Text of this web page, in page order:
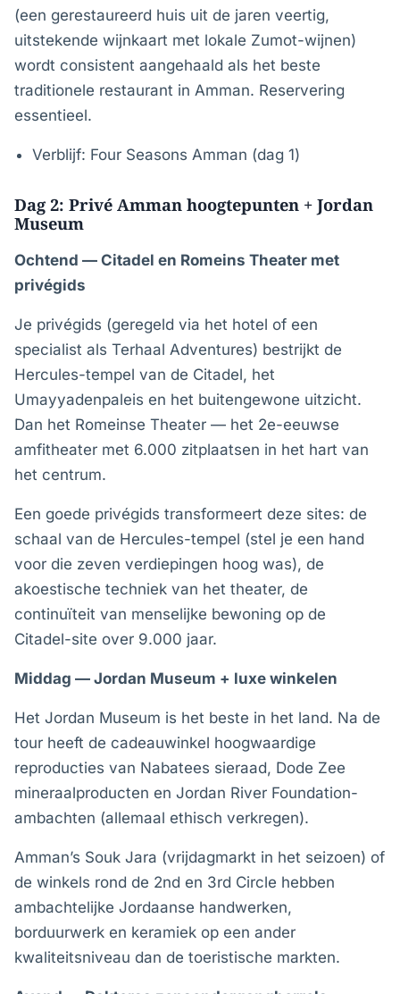
(een gerestaureerd huis uit de jaren veertig,
uitstekende wijnkaart met lokale Zumot-wijnen)
wordt consistent aangehaald als het beste
traditionele restaurant in Amman. Reservering
essentieel.
Verblijf: Four Seasons Amman (dag 1)
Dag 2: Privé Amman hoogtepunten + Jordan
Museum
Ochtend — Citadel en Romeins Theater met
privégids
Je privégids (geregeld via het hotel of een
specialist als Terhaal Adventures) bestrijkt de
Hercules-tempel van de Citadel, het
Umayyadenpaleis en het buitengewone uitzicht.
Dan het Romeinse Theater — het 2e-eeuwse
amfitheater met 6.000 zitplaatsen in het hart van
het centrum.
Een goede privégids transformeert deze sites: de
schaal van de Hercules-tempel (stel je een hand
voor die zeven verdiepingen hoog was), de
akoestische techniek van het theater, de
continuïteit van menselijke bewoning op de
Citadel-site over 9.000 jaar.
Middag — Jordan Museum + luxe winkelen
Het Jordan Museum is het beste in het land. Na de
tour heeft de cadeauwinkel hoogwaardige
reproducties van Nabatees sieraad, Dode Zee
mineraalproducten en Jordan River Foundation-
ambachten (allemaal ethisch verkregen).
Amman’s Souk Jara (vrijdagmarkt in het seizoen) of
de winkels rond de 2nd en 3rd Circle hebben
ambachtelijke Jordaanse handwerken,
borduurwerk en keramiek op een ander
kwaliteitsniveau dan de toeristische markten.